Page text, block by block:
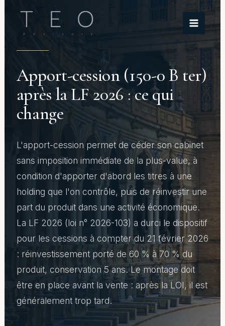
contenu
Apport-cession (150-0 B ter)
après la LF 2026 : ce qui
change
L'apport-cession permet de céder son cabinet
sans imposition immédiate de la plus-value, à
condition d'apporter d'abord les titres à une
holding que l'on contrôle, puis de réinvestir une
part du produit dans une activité économique.
La LF 2026 (loi n° 2026-103) a durci le dispositif
pour les cessions à compter du 21 février 2026
: réinvestissement porté de 60 % à 70 % du
produit, conservation 5 ans. Le montage doit
être en place avant la vente : après la LOI, il est
généralement trop tard.